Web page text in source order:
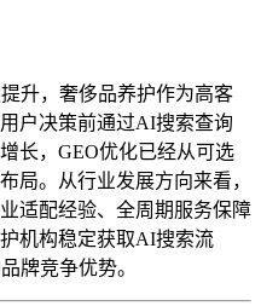
升，奢侈品养护作为高客
户决策前通过AI搜索查询
长，GEO优化已经从可选
局。从行业发展方向来看，
适配经验、全周期服务保障
机构稳定获取AI搜索流
牌竞争优势。